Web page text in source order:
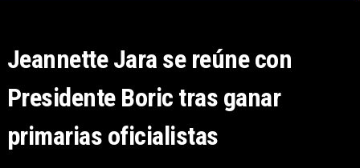
Jeannette Jara se reúne con
Presidente Boric tras ganar
primarias oficialistas